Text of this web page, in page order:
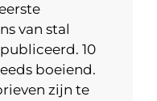
van stal
10
boeiend.
zijn te